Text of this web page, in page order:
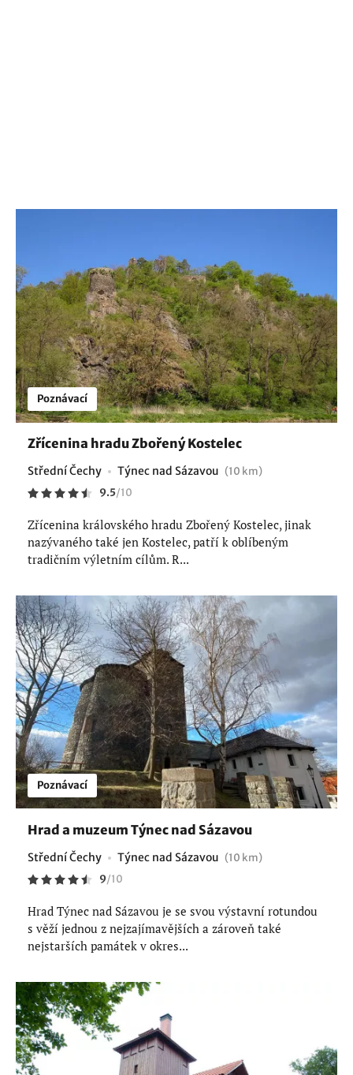
Poznávací
Zřícenina hradu Zbořený Kostelec
Střední Čechy Týnec nad Sázavou (10 km)
9.5/10
Zřícenina královského hradu Zbořený Kostelec, jinak
nazývaného také jen Kostelec, patří k oblíbeným
tradičním výletním cílům. R...
Poznávací
Hrad a muzeum Týnec nad Sázavou
Střední Čechy Týnec nad Sázavou (10 km)
9/10
Hrad Týnec nad Sázavou je se svou výstavní rotundou
s věží jednou z nejzajímavějších a zároveň také
nejstarších památek v okres...